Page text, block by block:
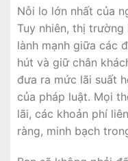
Nỗi lo lớn nhất của
Tuy nhiên, thị
lành mạnh giữa các
hút và giữ chân
đưa ra mức lãi suất
của pháp luật. Mọi
lãi, các khoản phí
ràng, minh bạch